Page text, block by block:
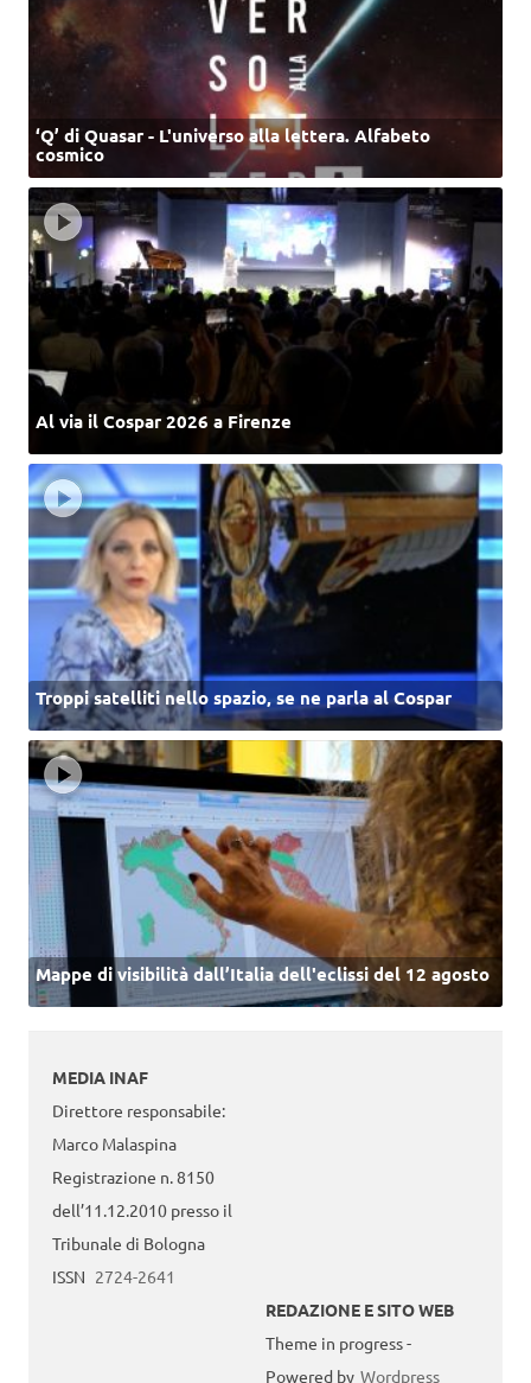
‘Q’ di Quasar - L'universo alla lettera. Alfabeto
cosmico
Al via il Cospar 2026 a Firenze
Troppi satelliti nello spazio, se ne parla al Cospar
Mappe di visibilità dall’Italia dell'eclissi del 12 agosto
MEDIA INAF
Direttore responsabile:
Marco Malaspina
Registrazione n. 8150
dell’11.12.2010 presso il
Tribunale di Bologna
ISSN 2724-2641
REDAZIONE E SITO WEB
Theme in progress -
Powered by Wordpress